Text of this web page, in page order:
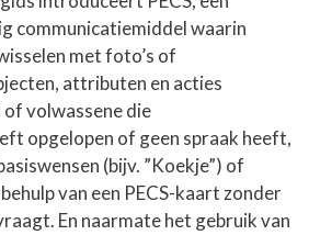
communicatiemiddel waarin
met foto’s of
attributen en acties
volwassene die
opgelopen of geen spraak heeft,
(bijv. ”Koekje”) of
van een PECS-kaart zonder
En naarmate het gebruik van